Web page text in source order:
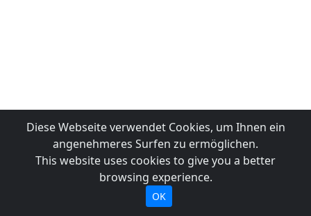
Diese Webseite verwendet Cookies, um Ihnen ein
angenehmeres Surfen zu ermöglichen.
This website uses cookies to give you a better
browsing experience.
OK